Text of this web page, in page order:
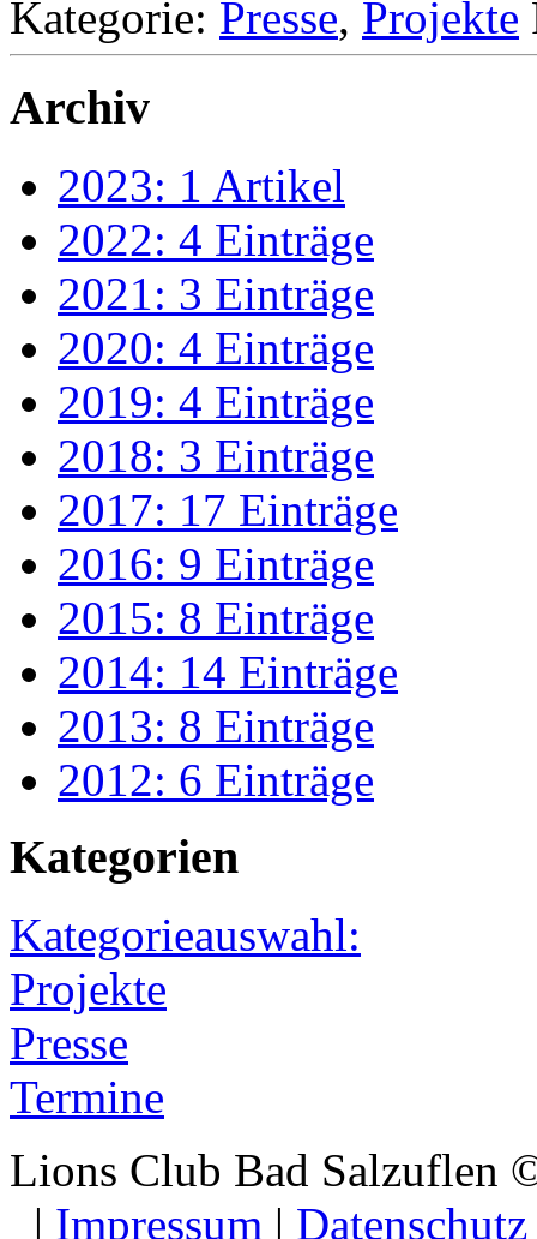
Kategorie: Presse, Projekte
Archiv
2023: 1 Artikel
2022: 4 Einträge
2021: 3 Einträge
2020: 4 Einträge
2019: 4 Einträge
2018: 3 Einträge
2017: 17 Einträge
2016: 9 Einträge
2015: 8 Einträge
2014: 14 Einträge
2013: 8 Einträge
2012: 6 Einträge
Kategorien
Kategorieauswahl:
Projekte
Presse
Termine
Lions Club Bad Salzuflen
| Impressum | Datenschutz